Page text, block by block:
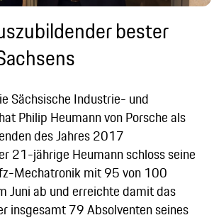
bester
Sächsische Industrie- und
Philip Heumann von Porsche als
des Jahres 2017
21-jährige Heumann schloss seine
Mechatronik mit 95 von 100
Juni ab und erreichte damit das
insgesamt 79 Absolventen seines